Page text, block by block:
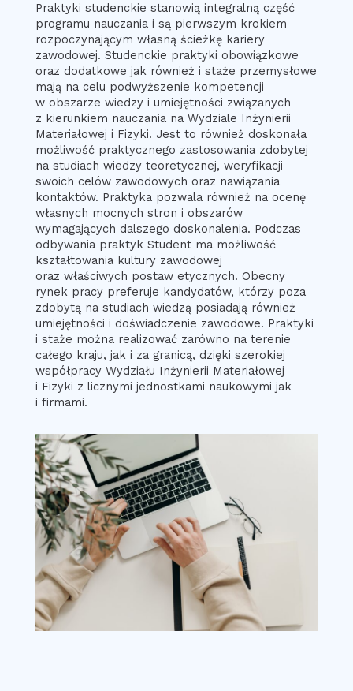
Praktyki studenckie stanowią integralną część
programu nauczania i są pierwszym krokiem
rozpoczynającym własną ścieżkę kariery
zawodowej. Studenckie praktyki obowiązkowe
oraz dodatkowe jak również i staże przemysłowe
mają na celu podwyższenie kompetencji
w obszarze wiedzy i umiejętności związanych
z kierunkiem nauczania na Wydziale Inżynierii
Materiałowej i Fizyki. Jest to również doskonała
możliwość praktycznego zastosowania zdobytej
na studiach wiedzy teoretycznej, weryfikacji
swoich celów zawodowych oraz nawiązania
kontaktów. Praktyka pozwala również na ocenę
własnych mocnych stron i obszarów
wymagających dalszego doskonalenia. Podczas
odbywania praktyk Student ma możliwość
kształtowania kultury zawodowej
oraz właściwych postaw etycznych. Obecny
rynek pracy preferuje kandydatów, którzy poza
zdobytą na studiach wiedzą posiadają również
umiejętności i doświadczenie zawodowe. Praktyki
i staże można realizować zarówno na terenie
całego kraju, jak i za granicą, dzięki szerokiej
współpracy Wydziału Inżynierii Materiałowej
i Fizyki z licznymi jednostkami naukowymi jak
i firmami.